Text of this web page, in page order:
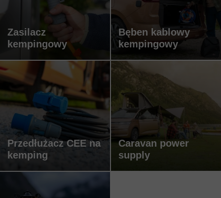
Zasilacz
kempingowy
Bęben kablowy
kempingowy
Przedłużacz CEE na
kemping
Caravan power
supply